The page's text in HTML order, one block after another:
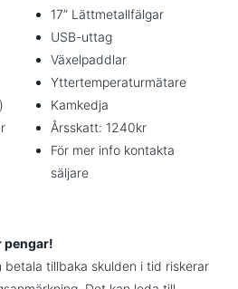
17” Lättmetallfälgar
USB-uttag
Växelpaddlar
Yttertemperaturmätare
Kamkedja
Årsskatt: 1240kr
För mer info kontakta
säljare
pengar!
betala tillbaka skulden i tid riskerar